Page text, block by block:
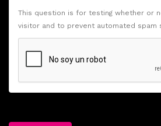
This question is for testing whether or
visitor and to prevent automated spam